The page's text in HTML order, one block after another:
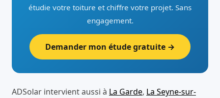
étudie votre toiture et chiffre votre projet. Sans
engagement.
Demander mon étude gratuite →
ADSolar intervient aussi à La Garde, La Seyne-sur-